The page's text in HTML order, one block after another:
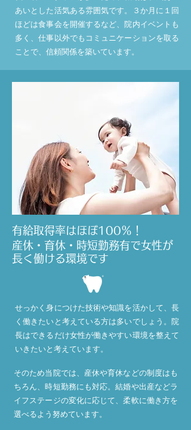
あいとした活気ある雰囲気です。３か月に１回
ほどは食事会を開催するなど、院内イベントも
多く、仕事以外でもコミュニケーションを取る
ことで、信頼関係を築いています。
産休・育休・時短勤務有で女性が
有給取得率はほぼ100％！
長く働ける環境です
せっかく身につけた技術や知識を活かして、長
く働きたいと考えている方は多いでしょう。院
長はできるだけ女性が働きやすい環境を整えて
いきたいと考えています。
そのため当院では、産休や育休などの制度はも
ちろん、時短勤務にも対応。結婚や出産などラ
イフステージの変化に応じて、柔軟に働き方を
選べるよう努めています。